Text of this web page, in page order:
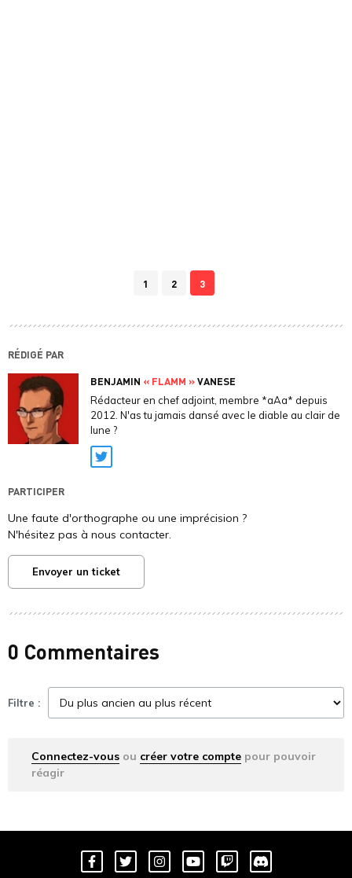
1 2 3
RÉDIGÉ PAR
BENJAMIN « FLAMM »VANESE
Rédacteur en chef adjoint, membre *aAa* depuis
2012. N'as tu jamais dansé avec le diable au clair de
lune ?
Twitter
PARTICIPER
Une faute d'orthographe ou une imprécision ?
N'hésitez pas à nous contacter.
Envoyer un ticket
0 Commentaires
Filtre :
Connectez-vous ou créer votre compte pour pouvoir
réagir